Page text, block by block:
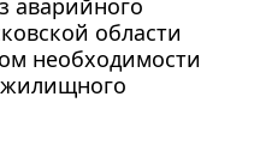
области
необходимости
жилищного